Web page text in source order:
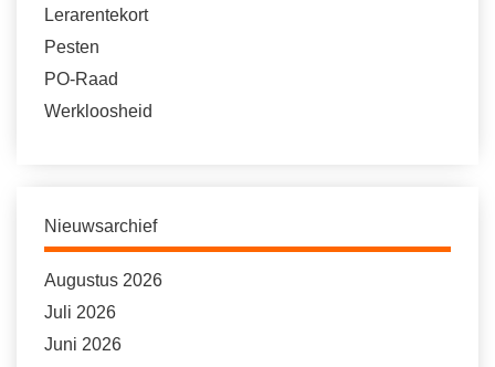
Lerarentekort
Pesten
PO-Raad
Werkloosheid
Nieuwsarchief
Augustus 2026
Juli 2026
Juni 2026